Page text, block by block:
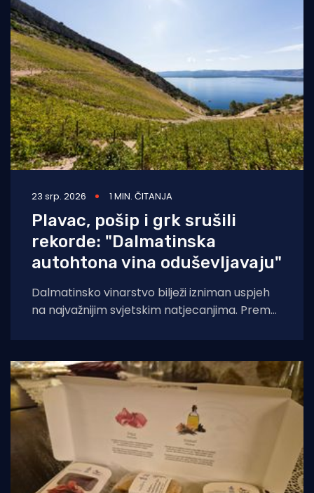
23 srp. 2026 1 MIN. ČITANJA
Plavac, pošip i grk srušili
rekorde: "Dalmatinska
autohtona vina oduševljavaju"
Dalmatinsko vinarstvo bilježi izniman uspjeh
na najvažnijim svjetskim natjecanjima. Prema